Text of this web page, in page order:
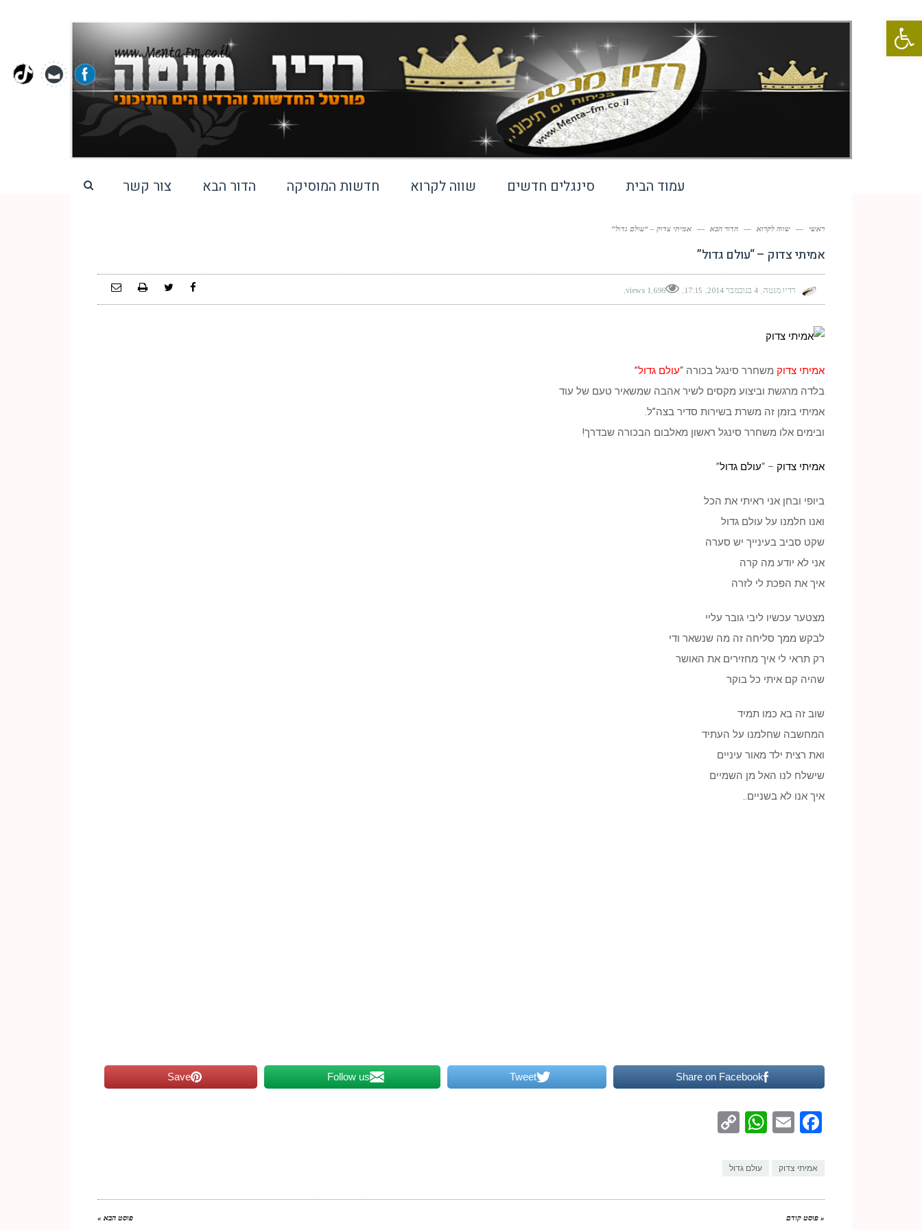
פתח סרגל נגישות
עמוד הבית סינגלים חדשים שווה לקרוא חדשות המוסיקה הדור הבא צור קשר
ראשי — שווה לקרוא — הדור הבא — אמיתי צדוק – “עולם גדול”
אמיתי צדוק – “עולם גדול”
רדיו מנטה 4 בנובמבר 2014 17:15
1,696 views
אמיתי צדוק משחרר סינגל בכורה “עולם גדול”
בלדה מרגשת וביצוע מקסים לשיר אהבה שמשאיר טעם של עוד
אמיתי בזמן זה משרת בשירות סדיר בצה”ל.
ובימים אלו משחרר סינגל ראשון מאלבום הבכורה שבדרך!
אמיתי צדוק – “עולם גדול”
ביופי ובחן אני ראיתי את הכל
ואנו חלמנו על עולם גדול
שקט סביב בעינייך יש סערה
אני לא יודע מה קרה
איך את הפכת לי לזרה
מצטער עכשיו ליבי גובר עליי
לבקש ממך סליחה זה מה שנשאר ודי
רק תראי לי איך מחזירים את האושר
שהיה קם איתי כל בוקר
שוב זה בא כמו תמיד
המחשבה שחלמנו על העתיד
ואת רצית ילד מאור עיניים
שישלח לנו האל מן השמיים
איך אנו לא בשניים..
Share on Facebook
Tweet
Follow us
Save
Facebook
Email
WhatsApp
אמיתי צדוק עולם גדול
« פוסט קודם פוסט הבא »